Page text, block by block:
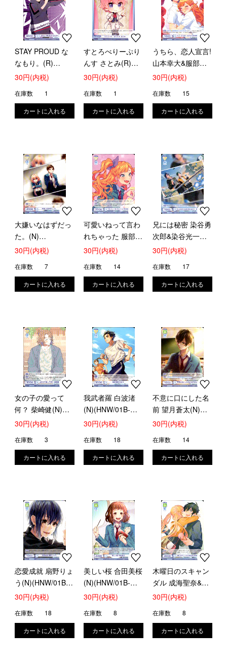
STAY PROUD な
なもり。(R)
(STPR/02B-054)
30円(内税)
在庫数 1
すとろべりーぷり
んす さとみ(R)
(STPR/02B-035)
30円(内税)
在庫数 1
うちら、恋人宣言!
山本幸大&服部樹
里(N)(HNW/01B-
30円(内税)
在庫数 15
大嫌いなはずだっ
た。(N)
(HNW/01B-013)
30円(内税)
在庫数 7
可愛いねって言わ
れちゃった 服部樹
里(N)(HNW/01B-
30円(内税)
在庫数 14
兄には秘密 染谷勇
次郎&染谷光一郎
(N)(HNW/01B-
30円(内税)
在庫数 17
女の子の愛って
何？ 柴崎健(N)
(HNW/01B-019)
30円(内税)
在庫数 3
我武者羅 白波渚
(N)(HNW/01B-
020)
30円(内税)
在庫数 18
不意に口にした名
前 望月蒼太(N)
(HNW/01B-042)
30円(内税)
在庫数 14
恋愛成就 扇野りょ
う(N)(HNW/01B-
044)
30円(内税)
在庫数 18
美しい桜 合田美桜
(N)(HNW/01B-
045)
30円(内税)
在庫数 8
木曜日のスキャン
ダル 成海聖奈&濱
中翠(N)
30円(内税)
在庫数 8